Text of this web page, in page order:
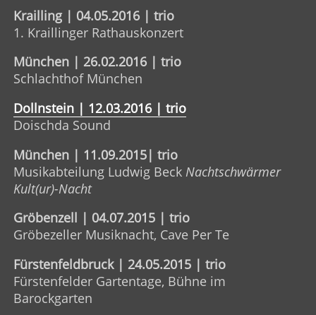
Krailling | 04.05.2016 | trio
1. Kraillinger Rathauskonzert
München | 26.02.2016 | trio
Schlachthof München
Dollnstein | 12.03.2016 | trio
Doischda Sound
München | 11.09.2015| trio
Musikabteilung Ludwig Beck Nachtschwärmer
Kult(ur)-Nacht
Gröbenzell | 04.07.2015 | trio
Gröbezeller Musiknacht, Cave Per Te
Fürstenfeldbruck | 24.05.2015 | trio
Fürstenfelder Gartentage, Bühne im
Barockgarten